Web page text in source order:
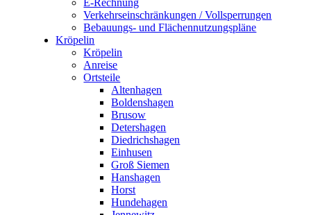
E-Rechnung
Verkehrseinschränkungen / Vollsperrungen
Bebauungs- und Flächennutzungspläne
Kröpelin
Kröpelin
Anreise
Ortsteile
Altenhagen
Boldenshagen
Brusow
Detershagen
Diedrichshagen
Einhusen
Groß Siemen
Hanshagen
Horst
Hundehagen